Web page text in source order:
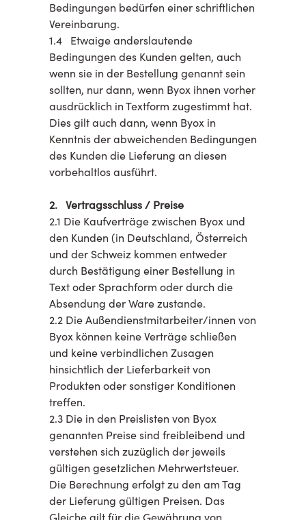
Bedingungen bedürfen einer schriftlichen
Vereinbarung.
1.4 Etwaige anderslautende
Bedingungen des Kunden gelten, auch
wenn sie in der Bestellung genannt sein
sollten, nur dann, wenn Byox ihnen vorher
ausdrücklich in Textform zugestimmt hat.
Dies gilt auch dann, wenn Byox in
Kenntnis der abweichenden Bedingungen
des Kunden die Lieferung an diesen
vorbehaltlos ausführt.
2. Vertragsschluss / Preise
2.1 Die Kaufverträge zwischen Byox und
den Kunden (in Deutschland, Österreich
und der Schweiz kommen entweder
durch Bestätigung einer Bestellung in
Text oder Sprachform oder durch die
Absendung der Ware zustande.
2.2 Die Außendienstmitarbeiter/innen von
Byox können keine Verträge schließen
und keine verbindlichen Zusagen
hinsichtlich der Lieferbarkeit von
Produkten oder sonstiger Konditionen
treffen.
2.3 Die in den Preislisten von Byox
genannten Preise sind freibleibend und
verstehen sich zuzüglich der jeweils
gültigen gesetzlichen Mehrwertsteuer.
Die Berechnung erfolgt zu den am Tag
der Lieferung gültigen Preisen. Das